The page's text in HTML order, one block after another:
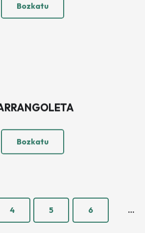
Bozkatu
Bozkatu
4 5 6 …